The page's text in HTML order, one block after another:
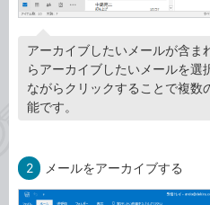
アーカイブしたいメールが含ま
らアーカイブしたいメールを選
ながらクリックすることで複数
能です。
2 メールをアーカイブする